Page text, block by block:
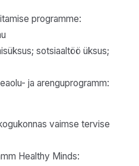
programme:
sotsiaaltöö üksus;
ja arenguprogramm:
vaimse tervise
Healthy Minds: